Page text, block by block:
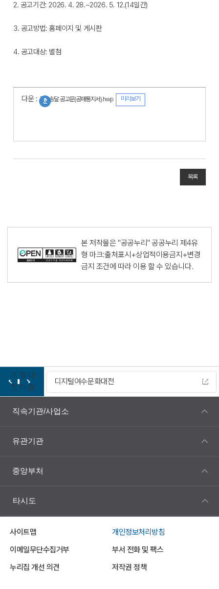
2. 공고기간: 2026. 4. 28.~2026. 5. 12.(14일간)
3. 공고방법: 홈페이지 및 게시판
4. 공고대상: 별첨
다운 : 공시송달 공고문(공매통지서).hwp 미리보기
목록
본 저작물은 "공공누리"공공누리 제4유
형 마크:출처표시+상업적이용금지+변경
금지 조건에 따라 이용 할 수 있습니다.
이
전
정
지
다
음
디지털여수문화대전
직속기관/사업소
유관기관
중앙부처
타시도
사이트맵
개인정보처리방침
이메일무단수집거부
부서 전화 및 팩스
누리집 개선 의견
저작권 정책